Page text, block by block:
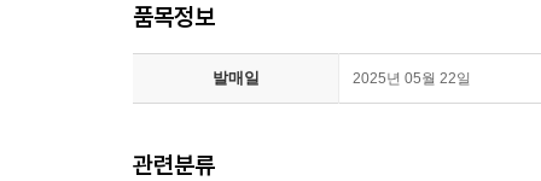
품목정보
발매일 2025년 05월 22일
관련분류